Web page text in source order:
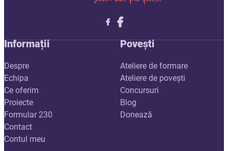
Follow me on X
Follow me on LinkedIn
Follow me on X
Informații
Despre
Echipa
Ce oferim
Proiecte
Formular 230
Contact
Contul meu
Povești
Ateliere de formare
Ateliere de povești
Concursuri
Blog
Donează